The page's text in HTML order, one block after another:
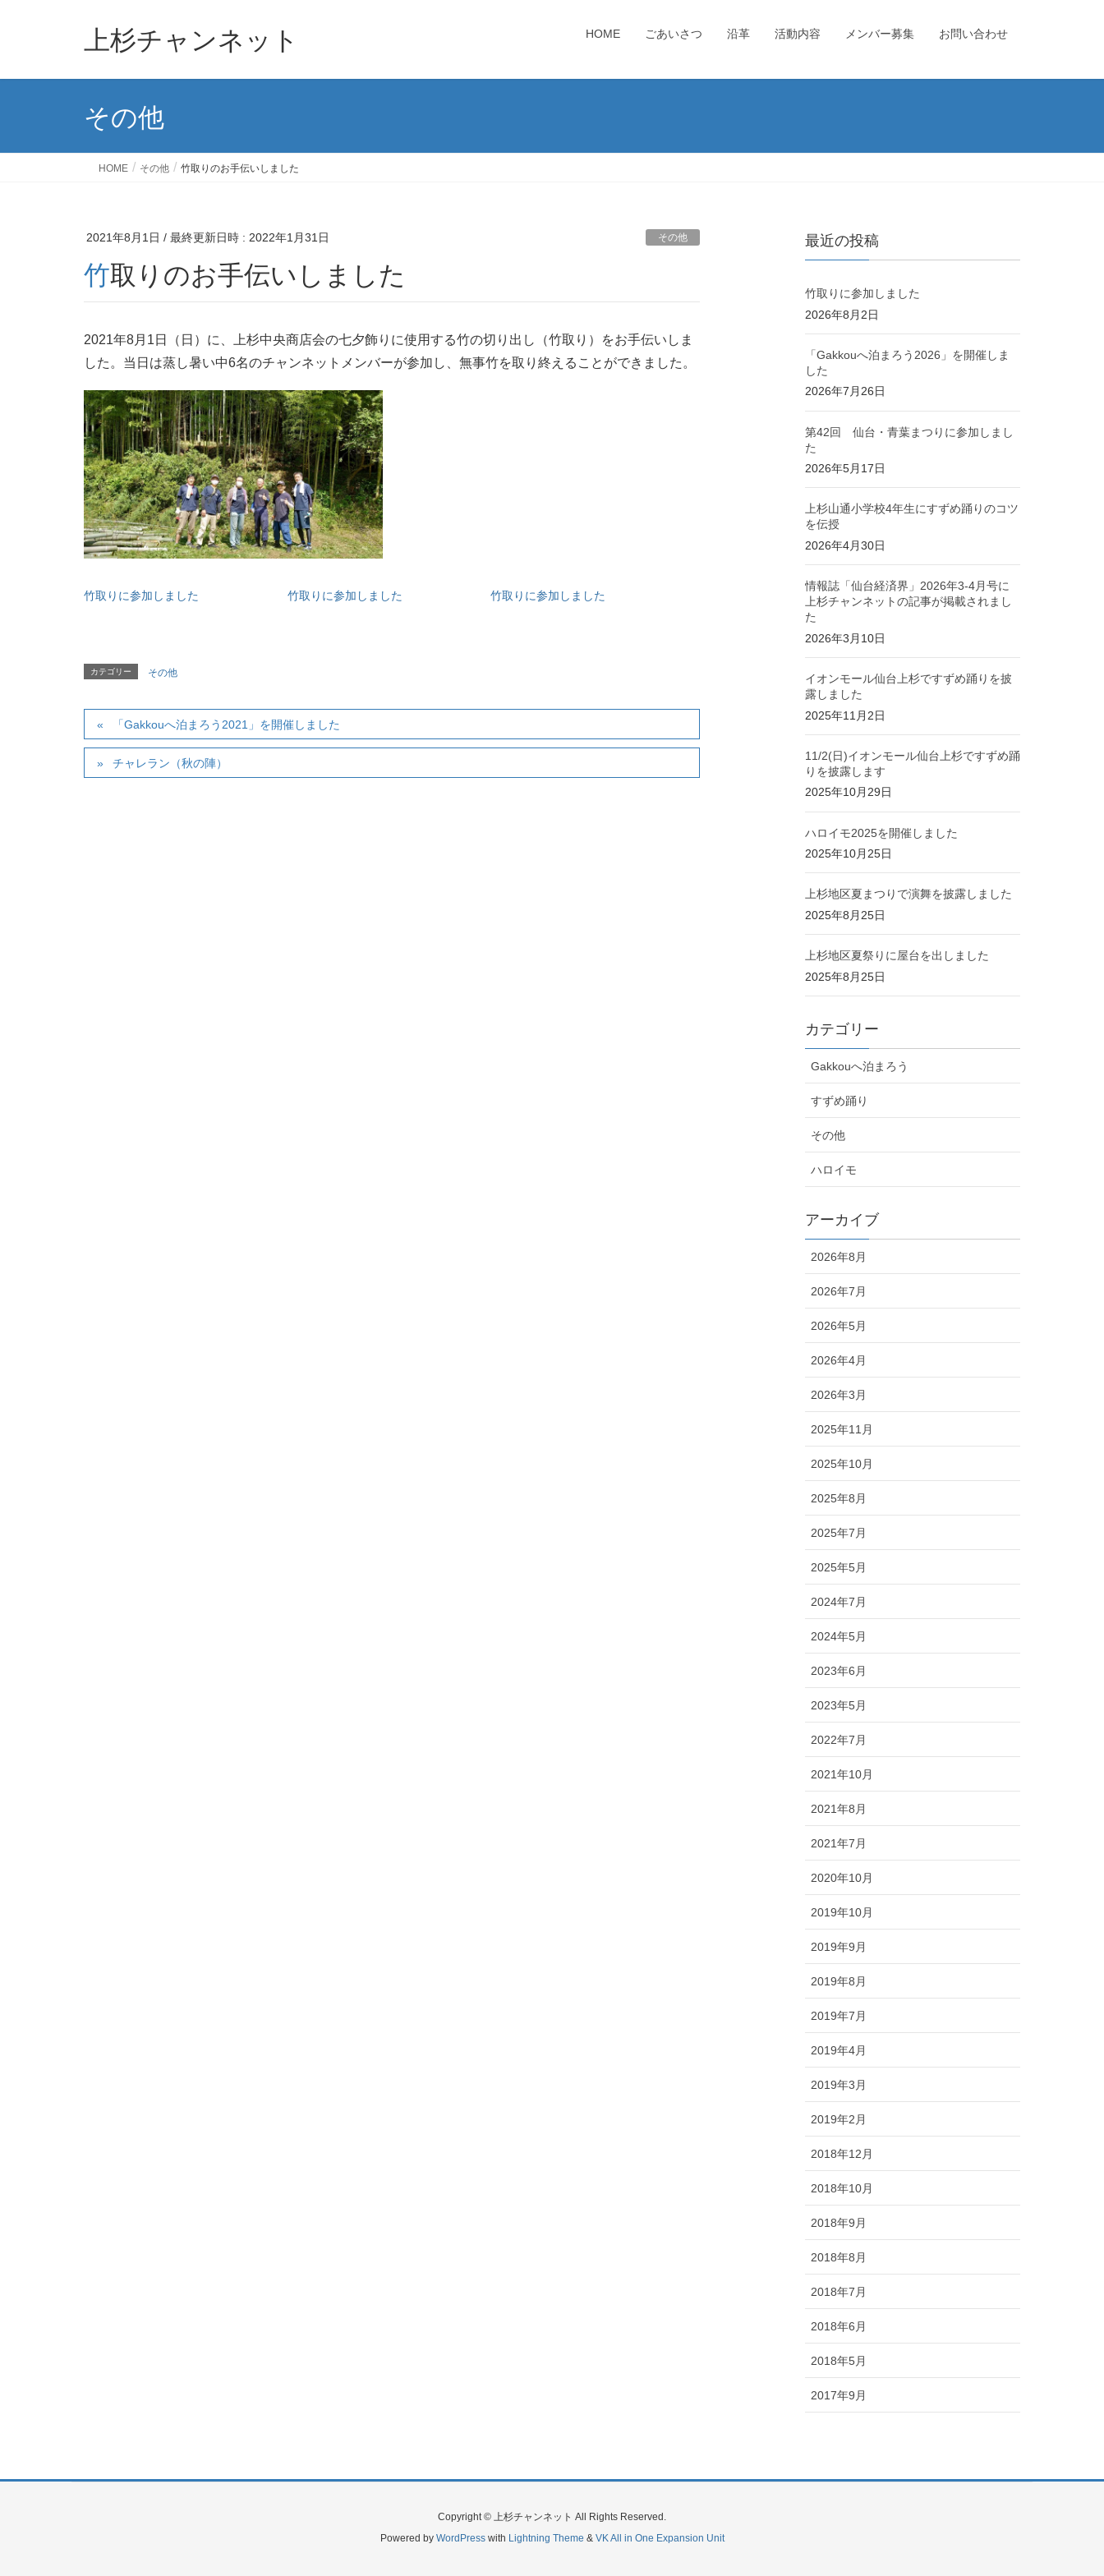
上杉チャンネット HOME ごあいさつ 沿革 活動内容 メンバー募集 お問い合わせ
その他
HOME その他 竹取りのお手伝いしました
2021年8月1日 / 最終更新日時 : 2022年1月31日 その他
竹取りのお手伝いしました
2021年8月1日（日）に、上杉中央商店会の七夕飾りに使用する竹の切り出し（竹取り）をお手伝いしま
した。当日は蒸し暑い中6名のチャンネットメンバーが参加し、無事竹を取り終えることができました。
竹取りに参加しました 竹取りに参加しました 竹取りに参加しました
カテゴリー その他
「Gakkouへ泊まろう2021」を開催しました
チャレラン（秋の陣）
最近の投稿
竹取りに参加しました
2026年8月2日
「Gakkouへ泊まろう2026」を開催しま
した
2026年7月26日
第42回 仙台・青葉まつりに参加しまし
た
2026年5月17日
上杉山通小学校4年生にすずめ踊りのコツ
を伝授
2026年4月30日
情報誌「仙台経済界」2026年3-4月号に
上杉チャンネットの記事が掲載されまし
た
2026年3月10日
イオンモール仙台上杉ですずめ踊りを披
露しました
2025年11月2日
11/2(日)イオンモール仙台上杉ですずめ踊
りを披露します
2025年10月29日
ハロイモ2025を開催しました
2025年10月25日
上杉地区夏まつりで演舞を披露しました
2025年8月25日
上杉地区夏祭りに屋台を出しました
2025年8月25日
カテゴリー
Gakkouへ泊まろう
すずめ踊り
その他
ハロイモ
アーカイブ
2026年8月
2026年7月
2026年5月
2026年4月
2026年3月
2025年11月
2025年10月
2025年8月
2025年7月
2025年5月
2024年7月
2024年5月
2023年6月
2023年5月
2022年7月
2021年10月
2021年8月
2021年7月
2020年10月
2019年10月
2019年9月
2019年8月
2019年7月
2019年4月
2019年3月
2019年2月
2018年12月
2018年10月
2018年9月
2018年8月
2018年7月
2018年6月
2018年5月
2017年9月
Copyright © 上杉チャンネット All Rights Reserved.
Powered by WordPresswith Lightning Theme & VK All in One Expansion Unit